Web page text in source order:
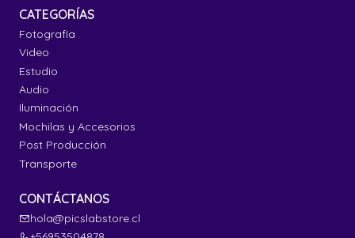
CATEGORÍAS
Fotografía
Video
Estudio
Audio
Iluminación
Mochilas y Accesorios
Post Producción
Transporte
CONTÁCTANOS
hola@picslabstore.cl